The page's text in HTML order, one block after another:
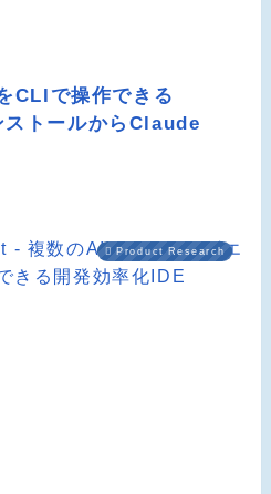
で操作できる
ストールからClaude
Product Research